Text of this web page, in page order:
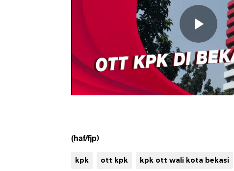
(haf/fjp)
kpk ott kpk kpk ott wali kota bekasi